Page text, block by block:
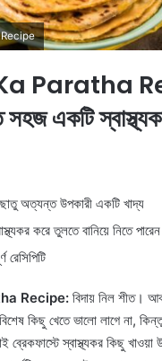
l
Paratha
একটি
ছাতু অত্যন্ত উপকারী একটি খাদ্য
করে তুলতে বানিয়ে নিতে
রেসিপিটি
Recipe: বিদায় নিল শীত।
কিছু খেতে ভালো লাগে না, কিন্তু
ব্রেকফাস্টে স্বাস্থ্যকর কিছু খাওয়া